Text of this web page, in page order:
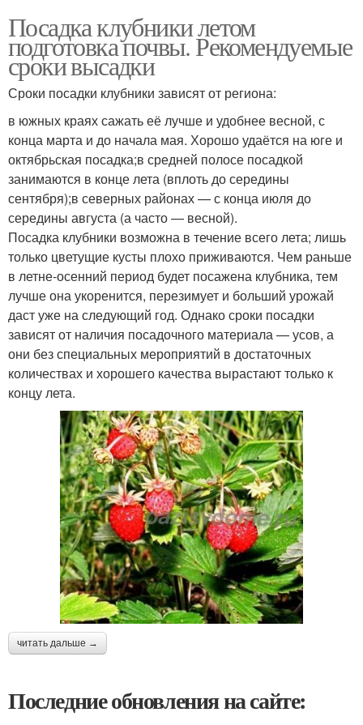
Посадка клубники летом
подготовка почвы. Рекомендуемые
сроки высадки
Сроки посадки клубники зависят от региона:
в южных краях сажать её лучше и удобнее весной, с
конца марта и до начала мая. Хорошо удаётся на юге и
октябрьская посадка;в средней полосе посадкой
занимаются в конце лета (вплоть до середины
сентября);в северных районах — с конца июля до
середины августа (а часто — весной).
Посадка клубники возможна в течение всего лета; лишь
только цветущие кусты плохо приживаются. Чем раньше
в летне-осенний период будет посажена клубника, тем
лучше она укоренится, перезимует и больший урожай
даст уже на следующий год. Однако сроки посадки
зависят от наличия посадочного материала — усов, а
они без специальных мероприятий в достаточных
количествах и хорошего качества вырастают только к
концу лета.
читать дальше →
Последние обновления на сайте: